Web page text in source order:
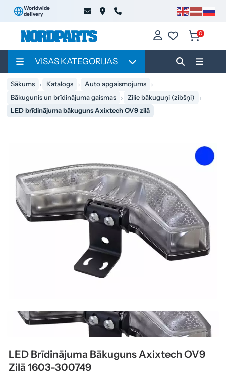
Worldwide
delivery
0
VISAS KATEGORIJAS
Sākums Katalogs
Auto apgaismojums
Bākugunis un brīdinājuma gaismas
Zilie bākuguņi (zibšņi)
LED brīdinājuma bākuguns Axixtech OV9 zilā
LED Brīdinājuma Bākuguns Axixtech OV9
Zilā 1603-300749